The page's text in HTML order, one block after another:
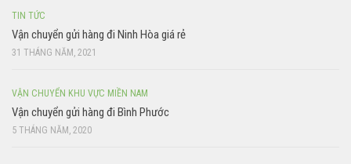
TIN TỨC
Vận chuyển gửi hàng đi Ninh Hòa giá rẻ
31 THÁNG NĂM, 2021
VẬN CHUYỂN KHU VỰC MIỀN NAM
Vận chuyển gửi hàng đi Bình Phước
5 THÁNG NĂM, 2020